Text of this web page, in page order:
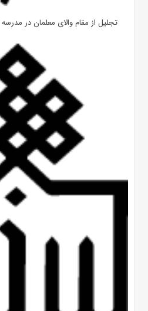
تجلیل از مقام والای معلمان در